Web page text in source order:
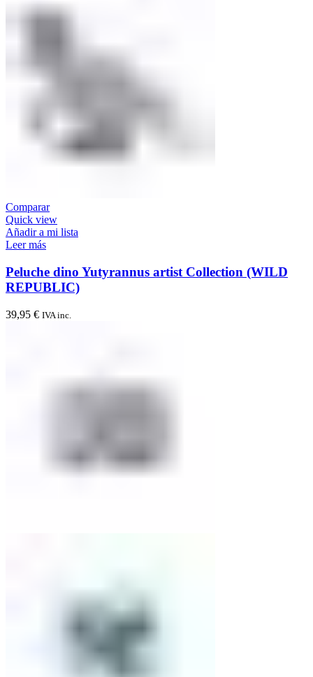
Comparar
Quick view
Añadir a mi lista
Leer más
Peluche dino Yutyrannus artist Collection (WILD
REPUBLIC)
39,95 € IVA inc.